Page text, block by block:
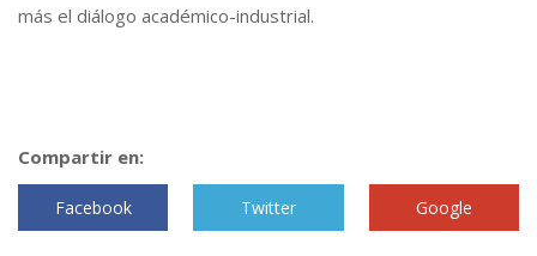
más el diálogo académico-industrial.
Compartir en:
Facebook Twitter Google